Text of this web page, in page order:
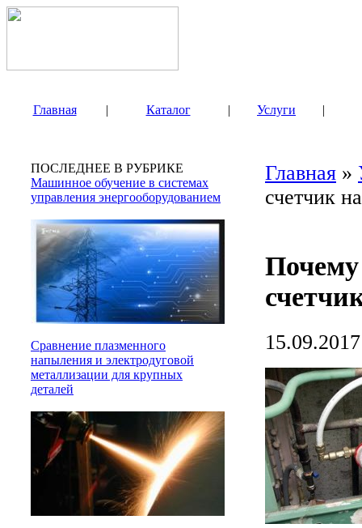
Главная | Каталог | Услуги |
ПОСЛЕДНЕЕ В РУБРИКЕ
Машинное обучение в системах
управления энергооборудованием
Сравнение плазменного
напыления и электродуговой
металлизации для крупных
деталей
Главная »
счетчик
Почему
15.09.2017